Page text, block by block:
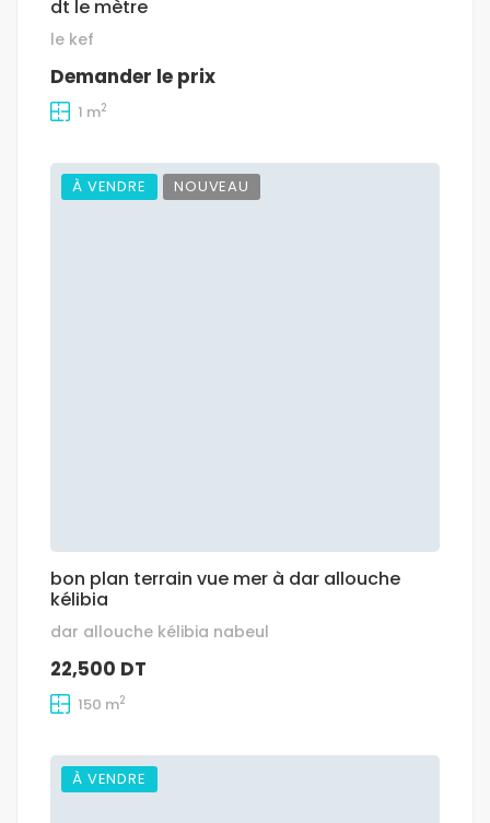
dt le mètre
le kef
Demander le prix
1 m2
À VENDRE NOUVEAU
bon plan terrain vue mer à dar allouche
kélibia
dar allouche kélibia nabeul
22,500 DT
150 m2
À VENDRE